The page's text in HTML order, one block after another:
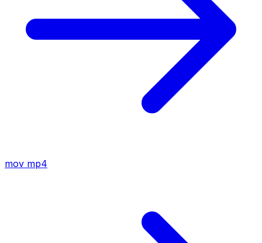
mov mp4